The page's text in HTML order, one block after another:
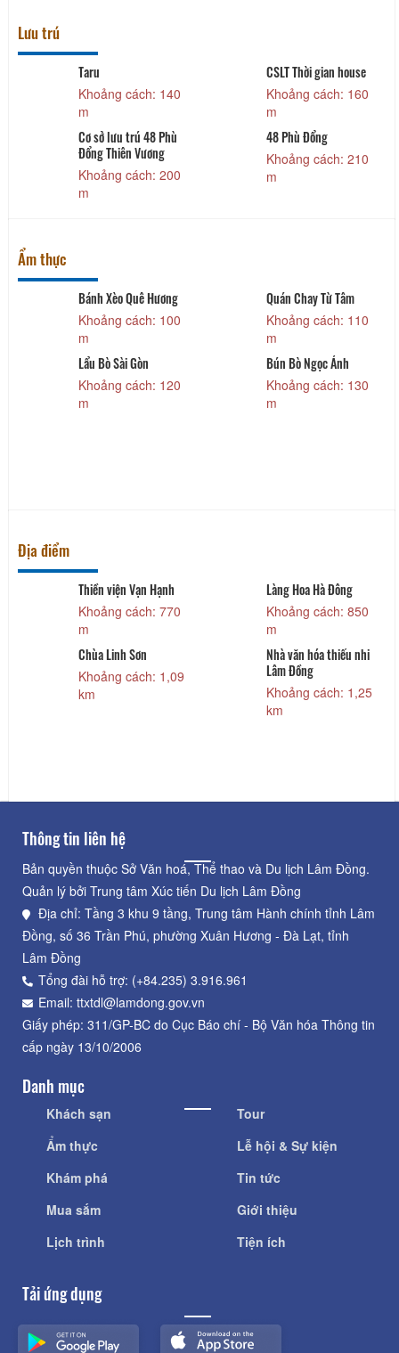
Lưu trú
Taru
Khoảng cách: 140
m
CSLT Thời gian house
Khoảng cách: 160
m
Cơ sở lưu trú 48 Phù
Đổng Thiên Vương
Khoảng cách: 200
m
48 Phù Đổng
Khoảng cách: 210
m
Ẩm thực
Bánh Xèo Quê Hương
Khoảng cách: 100
m
Quán Chay Từ Tâm
Khoảng cách: 110
m
Lẩu Bò Sài Gòn
Khoảng cách: 120
m
Bún Bò Ngọc Ánh
Khoảng cách: 130
m
Địa điểm
Thiền viện Vạn Hạnh
Khoảng cách: 770
m
Làng Hoa Hà Đông
Khoảng cách: 850
m
Chùa Linh Sơn
Khoảng cách: 1,09
km
Nhà văn hóa thiếu nhi
Lâm Đồng
Khoảng cách: 1,25
km
Thông tin liên hệ
Bản quyền thuộc Sở Văn hoá, Thể thao và Du lịch Lâm Đồng.
Quản lý bởi Trung tâm Xúc tiến Du lịch Lâm Đồng
Địa chỉ: Tầng 3 khu 9 tầng, Trung tâm Hành chính tỉnh Lâm
Đồng, số 36 Trần Phú, phường Xuân Hương - Đà Lạt, tỉnh
Lâm Đồng
Tổng đài hỗ trợ: (+84.235) 3.916.961
Email: ttxtdl@lamdong.gov.vn
Giấy phép: 311/GP-BC do Cục Báo chí - Bộ Văn hóa Thông tin
cấp ngày 13/10/2006
Danh mục
Khách sạn
Ẩm thực
Khám phá
Mua sắm
Lịch trình
Tour
Lễ hội & Sự kiện
Tin tức
Giới thiệu
Tiện ích
Tải ứng dụng